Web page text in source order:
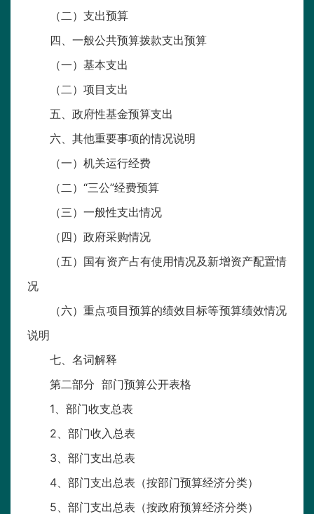
（二）支出预算
四、一般公共预算拨款支出预算
（一）基本支出
（二）项目支出
五、政府性基金预算支出
六、其他重要事项的情况说明
（一）机关运行经费
（二）“三公”经费预算
（三）一般性支出情况
（四）政府采购情况
（五）国有资产占有使用情况及新增资产配置情
况
（六）重点项目预算的绩效目标等预算绩效情况
说明
七、名词解释
第二部分 部门预算公开表格
1、部门收支总表
2、部门收入总表
3、部门支出总表
4、部门支出总表（按部门预算经济分类）
5、部门支出总表（按政府预算经济分类）